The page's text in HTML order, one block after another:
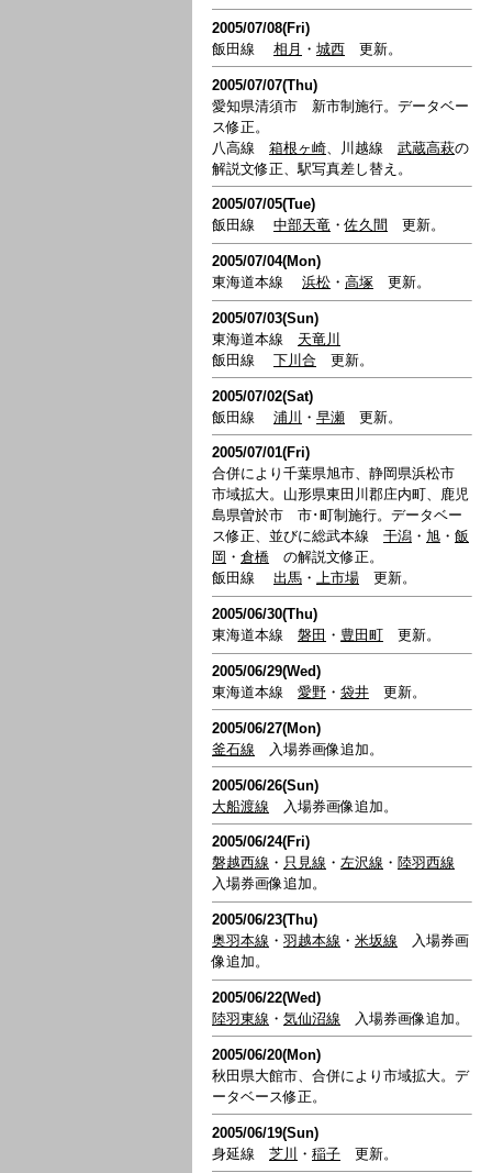
2005/07/08(Fri)
飯田線 相月 ・ 城西 更新。
2005/07/07(Thu)
愛知県清須市 新市制施行。データベー
ス修正。
八高線 箱根ヶ崎 、川越線 武蔵高萩の
解説文修正、駅写真差し替え。
2005/07/05(Tue)
飯田線 中部天竜 ・佐久間 更新。
2005/07/04(Mon)
東海道本線 浜松 ・ 高塚 更新。
2005/07/03(Sun)
東海道本線 天竜川
飯田線 下川合 更新。
2005/07/02(Sat)
飯田線 浦川 ・ 早瀬 更新。
2005/07/01(Fri)
合併により千葉県旭市、静岡県浜松市
市域拡大。山形県東田川郡庄内町、鹿児
島県曽於市 市･町制施行。データベー
ス修正、並びに総武本線 干潟 ・ 旭 ・ 飯
岡 ・ 倉橋 の解説文修正。
飯田線 出馬 ・ 上市場 更新。
2005/06/30(Thu)
東海道本線 磐田 ・ 豊田町 更新。
2005/06/29(Wed)
東海道本線 愛野 ・ 袋井 更新。
2005/06/27(Mon)
釜石線 入場券画像追加。
2005/06/26(Sun)
大船渡線 入場券画像追加。
2005/06/24(Fri)
磐越西線 ・ 只見線 ・ 左沢線 ・ 陸羽西線
入場券画像追加。
2005/06/23(Thu)
奥羽本線 ・ 羽越本線 ・ 米坂線 入場券画
像追加。
2005/06/22(Wed)
陸羽東線 ・ 気仙沼線 入場券画像追加。
2005/06/20(Mon)
秋田県大館市、合併により市域拡大。デ
ータベース修正。
2005/06/19(Sun)
身延線 芝川 ・ 稲子 更新。